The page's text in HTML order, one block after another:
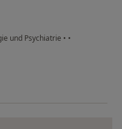
und Psychiatrie • •